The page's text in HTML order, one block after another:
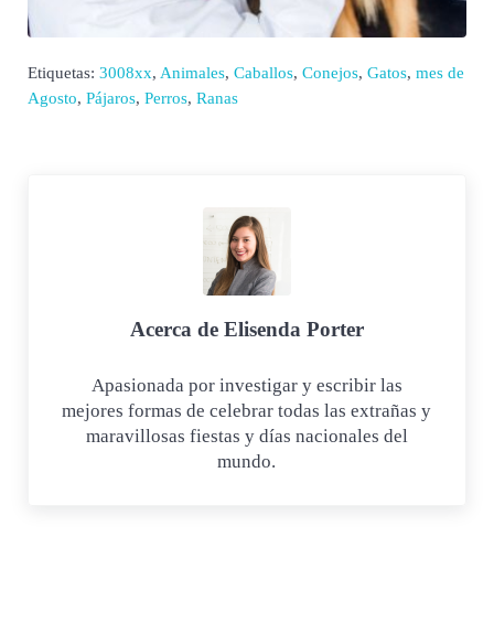
Etiquetas: 3008xx, Animales, Caballos, Conejos, Gatos, mes de
Agosto, Pájaros, Perros, Ranas
Acerca de Elisenda Porter
Apasionada por investigar y escribir las
mejores formas de celebrar todas las extrañas y
maravillosas fiestas y días nacionales del
mundo.